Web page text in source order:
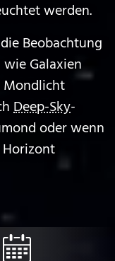
werden.
Beobachtung
Galaxien
Mondlicht
Deep-Sky-
oder wenn